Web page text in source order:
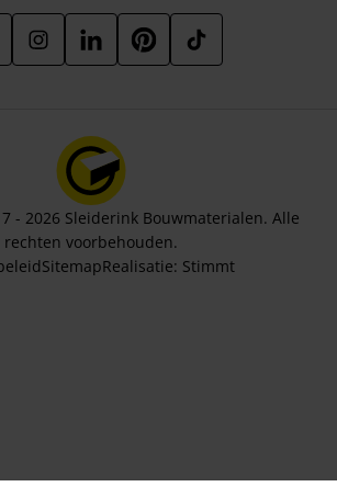
- 2026 Sleiderink Bouwmaterialen. Alle
rechten voorbehouden.
SitemapRealisatie: Stimmt